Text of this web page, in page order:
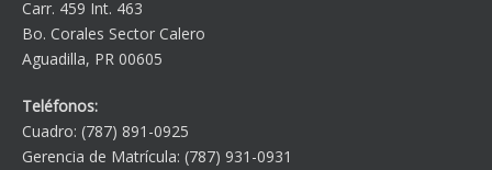
Carr. 459 Int. 463
Bo. Corales Sector Calero
Aguadilla, PR 00605
Teléfonos:
Cuadro: (787) 891-0925
Gerencia de Matrícula: (787) 931-0931